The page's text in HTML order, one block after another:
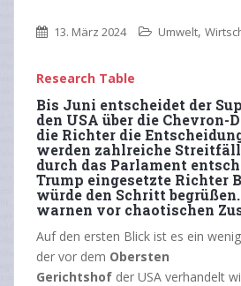
13. März 2024 Umwelt,
Research Table
Bis Juni entscheidet der
den USA über die Chevron-
die Richter die
werden zahlreiche
durch das Parlament
Trump eingesetzte Richter
würde den Schritt
warnen vor chaotischen
Auf den ersten Blick ist es ein
der vor dem Obersten
Gerichtshof der USA verhandelt